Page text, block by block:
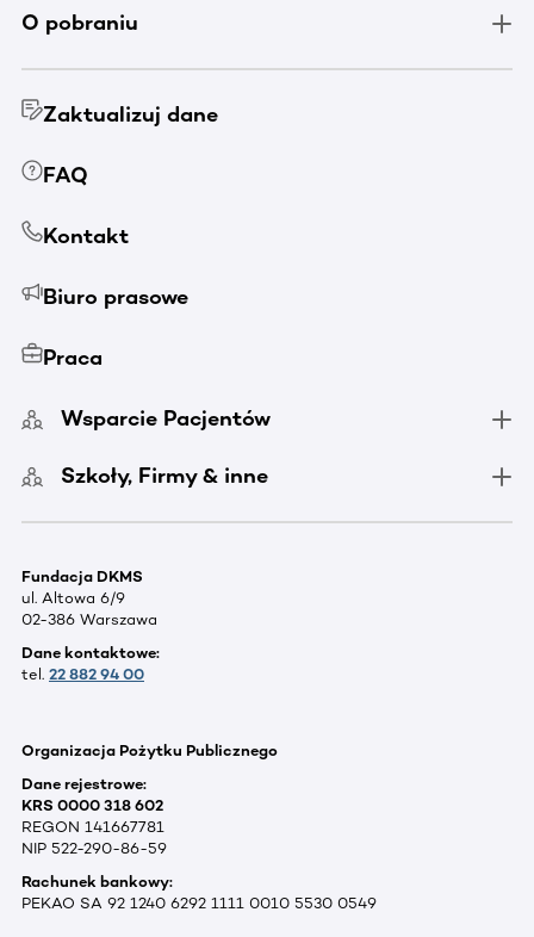
O pobraniu
Zaktualizuj dane
FAQ
Kontakt
Biuro prasowe
Praca
Wsparcie Pacjentów
Szkoły, Firmy & inne
Fundacja DKMS
ul. Altowa 6/9
02-386 Warszawa
Dane kontaktowe:
tel. 22 882 94 00
Organizacja Pożytku Publicznego
Dane rejestrowe:
KRS 0000 318 602
REGON 141667781
NIP 522-290-86-59
Rachunek bankowy:
PEKAO SA 92 1240 6292 1111 0010 5530 0549